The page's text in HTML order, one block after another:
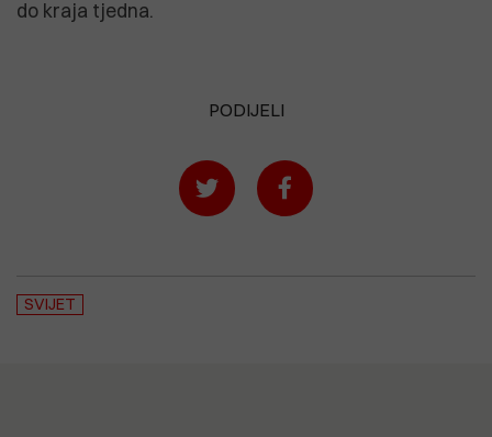
do kraja tjedna.
PODIJELI
SVIJET